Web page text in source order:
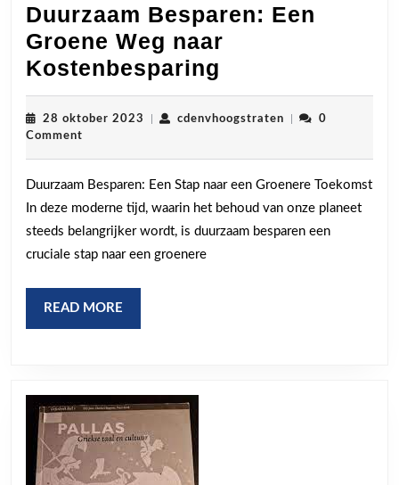
Duurzaam Besparen: Een
Groene Weg naar
Kostenbesparing
Besparen:
Een
Weg
naar
28 oktober 2023 28
cdenvhoogstratencdenvhoogstraten
0
Comment
Duurzaam Besparen: Een Stap naar een Groenere Toekomst
In deze moderne tijd, waarin het behoud van onze planeet
steeds belangrijker wordt, is duurzaam besparen een
cruciale stap naar een groenere
READ MORE
MORE